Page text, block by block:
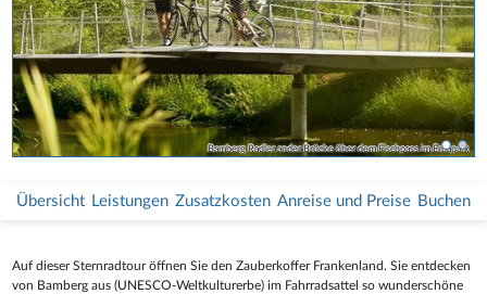
Bamberg Radler ander Brücke über dem Fischpass im Erbapark
Übersicht Leistungen Zusatzkosten Anreise und Preise Buchen
Auf dieser Sternradtour öffnen Sie den Zauberkoffer Frankenland. Sie entdecken
von Bamberg aus (UNESCO-Weltkulturerbe) im Fahrradsattel so wunderschöne